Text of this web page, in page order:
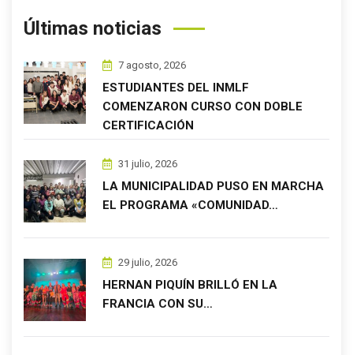
Últimas noticias
7 agosto, 2026
ESTUDIANTES DEL INMLF
COMENZARON CURSO CON DOBLE
CERTIFICACIÓN
31 julio, 2026
LA MUNICIPALIDAD PUSO EN MARCHA
EL PROGRAMA «COMUNIDAD…
29 julio, 2026
HERNAN PIQUÍN BRILLÓ EN LA
FRANCIA CON SU…